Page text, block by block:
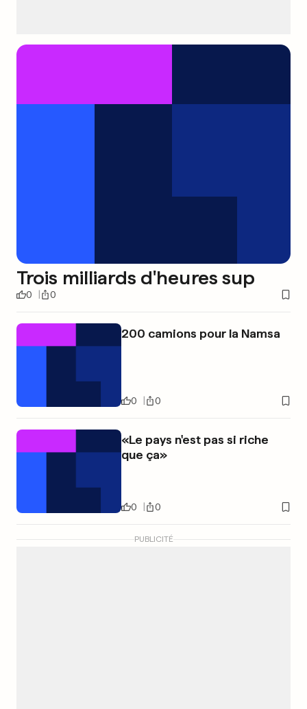
Trois milliards d'heures sup
0 0
200 camions pour la Namsa
0 0
«Le pays n'est pas si riche
que ça»
0 0
PUBLICITÉ